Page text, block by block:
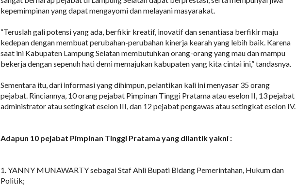
kepemimpinan yang dapat mengayomi dan melayani masyarakat.
“Teruslah gali potensi yang ada, berfikir kreatif, inovatif dan senantiasa berfikir maju
kedepan dengan membuat perubahan-perubahan kinerja kearah yang lebih baik. Karena
saat ini Kabupaten Lampung Selatan membutuhkan orang-orang yang mau dan mampu
bekerja dengan sepenuh hati demi memajukan kabupaten yang kita cintai ini,” tandasnya.
Sementara itu, dari informasi yang dihimpun, pelantikan kali ini menyasar 35 orang
pejabat. Rinciannya, 10 orang pejabat Pimpinan Tinggi Pratama atau eselon II, 13 pejabat
administrator atau setingkat eselon III, dan 12 pejabat pengawas atau setingkat eselon IV.
Adapun 10 pejabat Pimpinan Tinggi Pratama yang dilantik yakni :
1. YANNY MUNAWARTY sebagai Staf Ahli Bupati Bidang Pemerintahan, Hukum dan
Politik;